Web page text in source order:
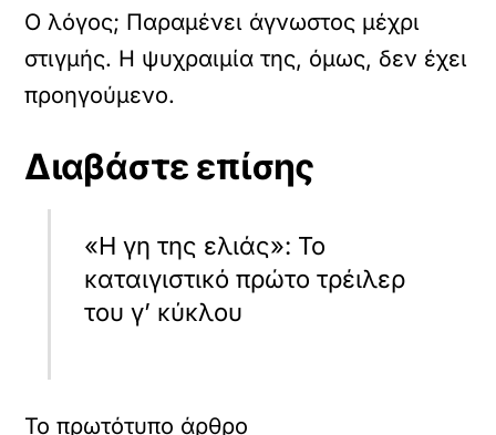
Ο λόγος; Παραμένει άγνωστος μέχρι
στιγμής. Η ψυχραιμία της, όμως, δεν έχει
προηγούμενο.
Διαβάστε επίσης
«Η γη της ελιάς»: Το
καταιγιστικό πρώτο τρέιλερ
του γ’ κύκλου
Το πρωτότυπο άρθρο